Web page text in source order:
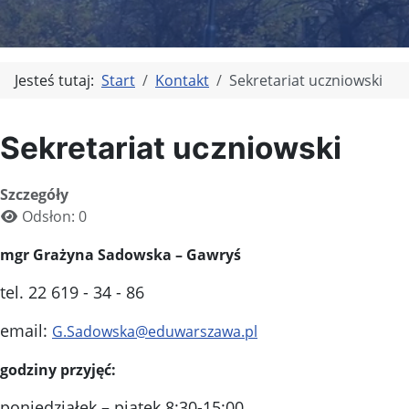
Jesteś tutaj: Start Kontakt Sekretariat uczniowski
Sekretariat uczniowski
Szczegóły
Odsłon: 0
mgr Grażyna Sadowska – Gawryś
tel. 22 619 - 34 - 86
email: G.Sadowska@eduwarszawa.pl
godziny przyjęć: